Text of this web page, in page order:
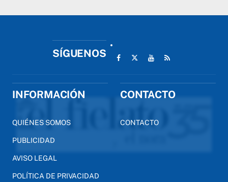
SÍGUENOS
INFORMACIÓN
QUIÉNES SOMOS
PUBLICIDAD
AVISO LEGAL
POLÍTICA DE PRIVACIDAD
CONTACTO
CONTACTO